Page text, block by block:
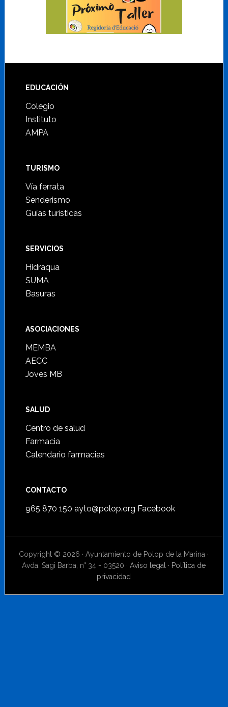
Footer
EDUCACIÓN
Colegio
Instituto
AMPA
TURISMO
Vía ferrata
Senderismo
Guías turísticas
SERVICIOS
Hidraqua
SUMA
Basuras
ASOCIACIONES
MEMBA
AECC
Joves MB
SALUD
Centro de salud
Farmacia
Calendario farmacias
CONTACTO
965 870 150 ayto@polop.org Facebook
Copyright © 2026 · Ayuntamiento de Polop de la Marina ·
Avda. Sagi Barba, n° 34 - 03520 ·Aviso legal · Política de
privacidad